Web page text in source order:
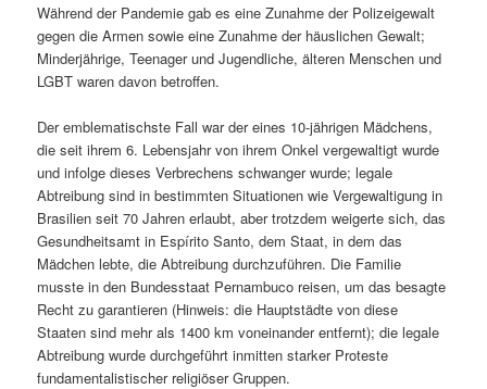
Während der Pandemie gab es eine Zunahme der Polizeigewalt
gegen die Armen sowie eine Zunahme der häuslichen Gewalt;
Minderjährige, Teenager und Jugendliche, älteren Menschen und
LGBT waren davon betroffen.
Der emblematischste Fall war der eines 10-jährigen Mädchens,
die seit ihrem 6. Lebensjahr von ihrem Onkel vergewaltigt wurde
und infolge dieses Verbrechens schwanger wurde; legale
Abtreibung sind in bestimmten Situationen wie Vergewaltigung in
Brasilien seit 70 Jahren erlaubt, aber trotzdem weigerte sich, das
Gesundheitsamt in Espírito Santo, dem Staat, in dem das
Mädchen lebte, die Abtreibung durchzuführen. Die Familie
musste in den Bundesstaat Pernambuco reisen, um das besagte
Recht zu garantieren (Hinweis: die Hauptstädte von diese
Staaten sind mehr als 1400 km voneinander entfernt); die legale
Abtreibung wurde durchgeführt inmitten starker Proteste
fundamentalistischer religiöser Gruppen.